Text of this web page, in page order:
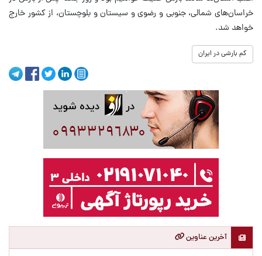
خراسان‌های شمالی، جنوبی و رضوی و سیستان و بلوچستان، از کشور خارج
خواهد شد.
کم بارشی در ایران
آخرین عناوین